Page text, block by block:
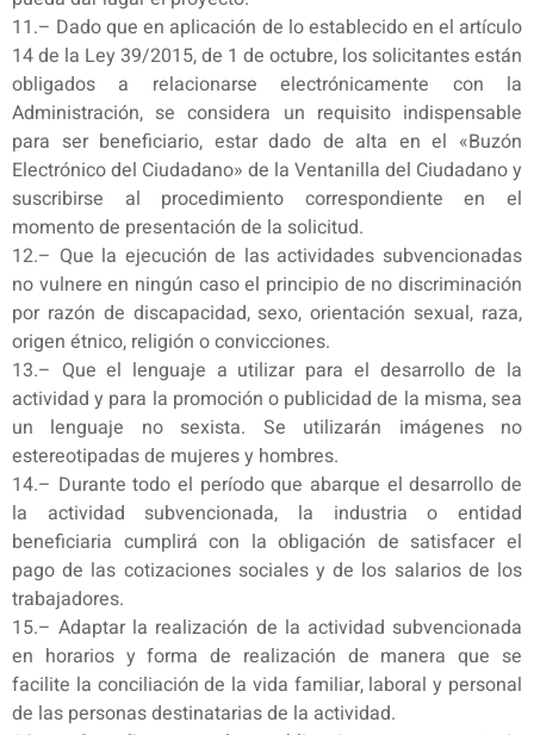
11.– Dado que en aplicación de lo establecido en el artículo
14 de la Ley 39/2015, de 1 de octubre, los solicitantes están
obligados a relacionarse electrónicamente con la
Administración, se considera un requisito indispensable
para ser beneficiario, estar dado de alta en el «Buzón
Electrónico del Ciudadano» de la Ventanilla del Ciudadano y
suscribirse al procedimiento correspondiente en el
momento de presentación de la solicitud.
12.– Que la ejecución de las actividades subvencionadas
no vulnere en ningún caso el principio de no discriminación
por razón de discapacidad, sexo, orientación sexual, raza,
origen étnico, religión o convicciones.
13.– Que el lenguaje a utilizar para el desarrollo de la
actividad y para la promoción o publicidad de la misma, sea
un lenguaje no sexista. Se utilizarán imágenes no
estereotipadas de mujeres y hombres.
14.– Durante todo el período que abarque el desarrollo de
la actividad subvencionada, la industria o entidad
beneficiaria cumplirá con la obligación de satisfacer el
pago de las cotizaciones sociales y de los salarios de los
trabajadores.
15.– Adaptar la realización de la actividad subvencionada
en horarios y forma de realización de manera que se
facilite la conciliación de la vida familiar, laboral y personal
de las personas destinatarias de la actividad.